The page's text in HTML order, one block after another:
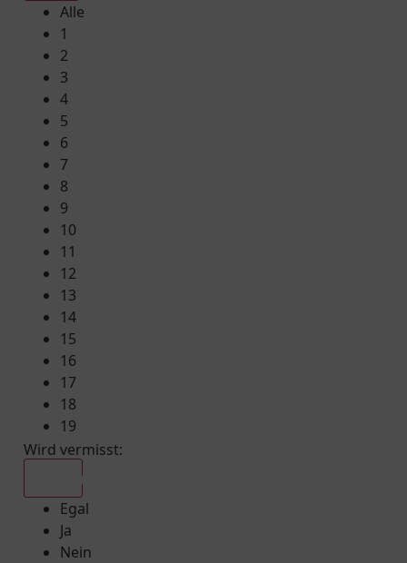
Alle
1
2
3
4
5
6
7
8
9
10
11
12
13
14
15
16
17
18
19
Wird vermisst:
Egal
Ja
Nein